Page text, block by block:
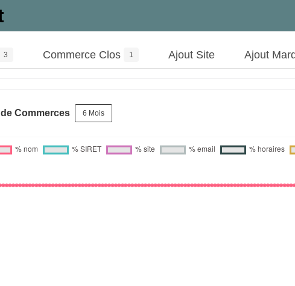
3 Commerce Clos 1 Ajout Site Ajout
Commerces 6 Mois